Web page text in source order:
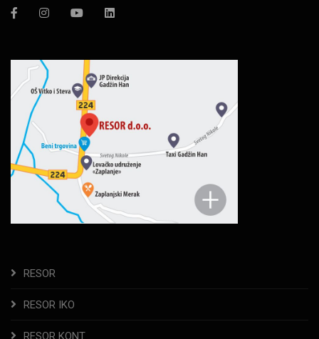
RESOR
RESOR IKO
RESOR KONT